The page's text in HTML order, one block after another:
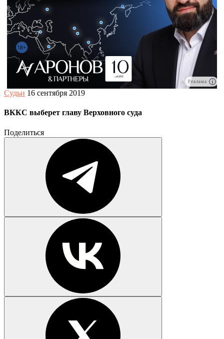
Реклама
Судьи 16 сентября 2019
ВККС выберет главу Верховного суда
Поделиться